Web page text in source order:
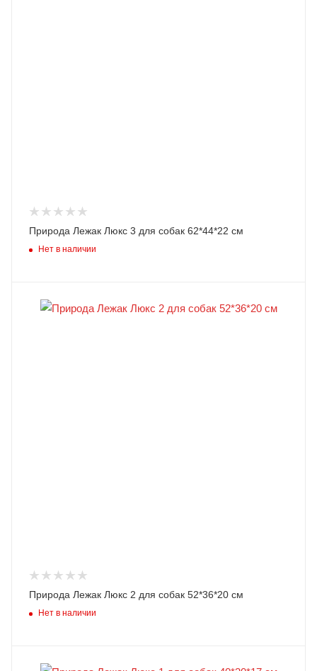
Природа Лежак Люкс 3 для собак 62*44*22 см
Нет в наличии
Природа Лежак Люкс 2 для собак 52*36*20 см
Нет в наличии